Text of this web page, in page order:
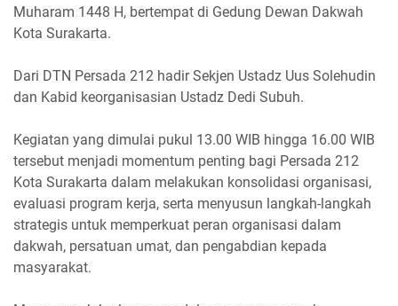
Muharam 1448 H, bertempat di Gedung Dewan Dakwah
Kota Surakarta.
Dari DTN Persada 212 hadir Sekjen Ustadz Uus Solehudin
dan Kabid keorganisasian Ustadz Dedi Subuh.
Kegiatan yang dimulai pukul 13.00 WIB hingga 16.00 WIB
tersebut menjadi momentum penting bagi Persada 212
Kota Surakarta dalam melakukan konsolidasi organisasi,
evaluasi program kerja, serta menyusun langkah-langkah
strategis untuk memperkuat peran organisasi dalam
dakwah, persatuan umat, dan pengabdian kepada
masyarakat.